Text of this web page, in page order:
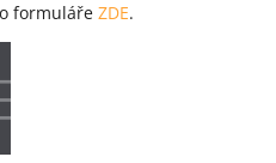
formuláře ZDE.